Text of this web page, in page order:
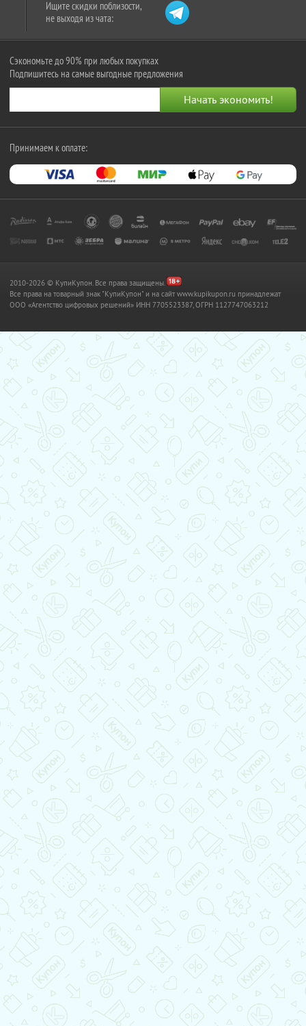
Ищите скидки поблизости,
не выходя из чата:
Сэкономьте до 90% при любых покупках
Подпишитесь на самые выгодные предложения
Принимаем к оплате:
2010-2026 © КупиКупон. Все права защищены.
Все права на товарный знак "КупиКупон" и на сайт www.kupikupon.ru принадлежат
OOO «Агентство цифровых решений» ИНН 7705523387, ОГРН 1127747063212